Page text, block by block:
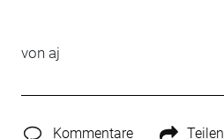
von aj
Kommentare Teilen